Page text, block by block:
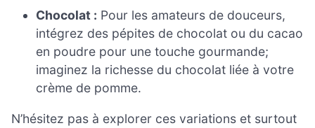
Chocolat : Pour les amateurs de douceurs,
intégrez des pépites de chocolat ou du cacao
en poudre pour une touche gourmande;
imaginez la richesse du chocolat liée à votre
crème de pomme.
N’hésitez pas à explorer ces variations et surtout